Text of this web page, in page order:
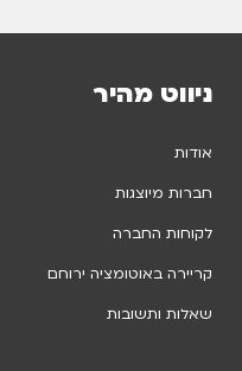
ניווט מהיר
אודות
חברות מיוצגות
לקוחות החברה
קריירה באוטומציה ירוחם
שאלות ותשובות